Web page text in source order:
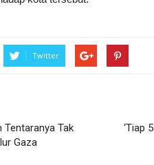
Twitter
Tak
Gaza
‘Tiap